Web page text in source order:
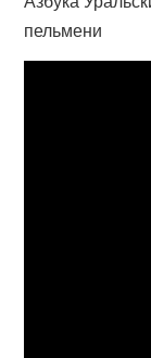
пельмени